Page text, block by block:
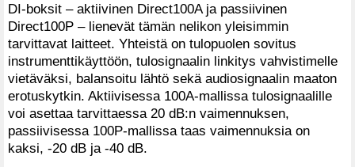
DI-boksit – aktiivinen Direct100A ja passiivinen
Direct100P – lienevät tämän nelikon yleisimmin
tarvittavat laitteet. Yhteistä on tulopuolen sovitus
instrumenttikäyttöön, tulosignaalin linkitys vahvistimelle
vietäväksi, balansoitu lähtö sekä audiosignaalin maaton
erotuskytkin. Aktiivisessa 100A-mallissa tulosignaalille
voi asettaa tarvittaessa 20 dB:n vaimennuksen,
passiivisessa 100P-mallissa taas vaimennuksia on
kaksi, -20 dB ja -40 dB.